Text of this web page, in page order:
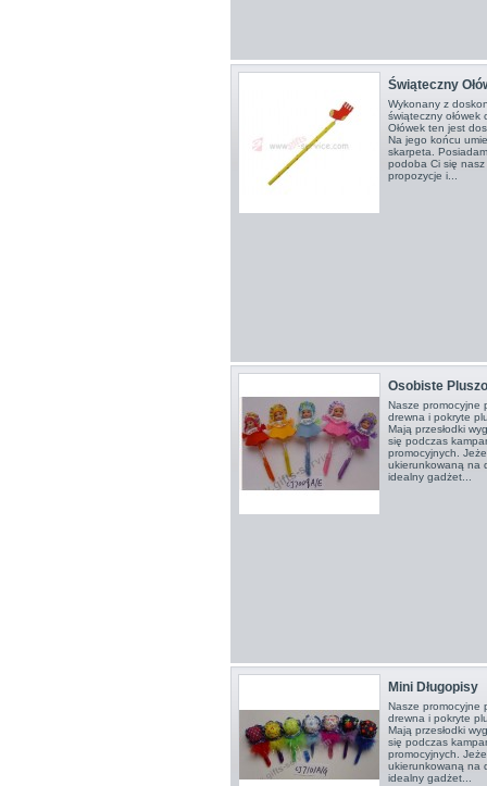
Świąteczny
Wykonany z
świąteczny ołówek
Ołówek ten jest
Na jego końcu
skarpeta.
podoba Ci się
propozycje i...
Osobiste
Nasze promocyjne
drewna i pokryte
Mają przesłodki
się podczas
promocyjnych.
ukierunkowaną na
idealny gadżet...
Mini Długopisy
Nasze promocyjne
drewna i pokryte
Mają przesłodki
się podczas
promocyjnych.
ukierunkowaną na
idealny gadżet...